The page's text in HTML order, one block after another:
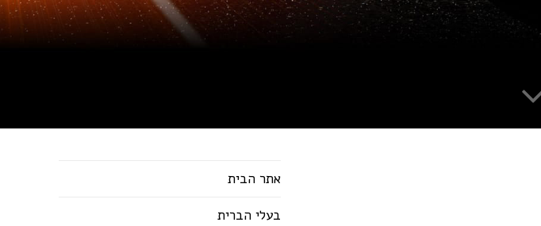
אתר הבית
בעלי הברית